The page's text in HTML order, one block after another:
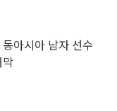
아시아 남자 선수